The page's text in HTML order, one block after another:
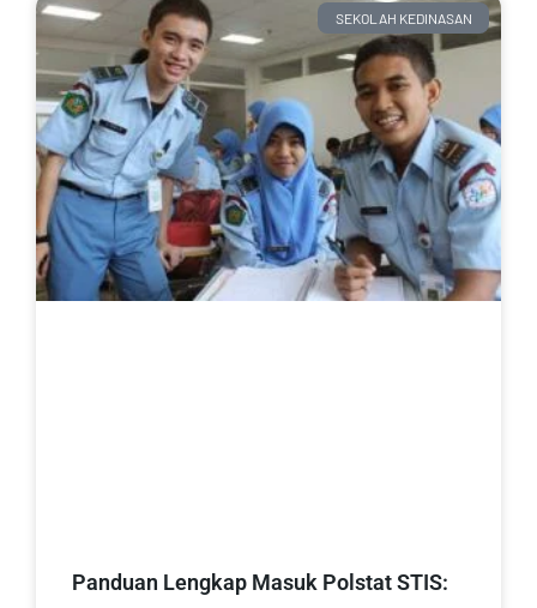
SEKOLAH KEDINASAN
Panduan Lengkap Masuk Polstat STIS: